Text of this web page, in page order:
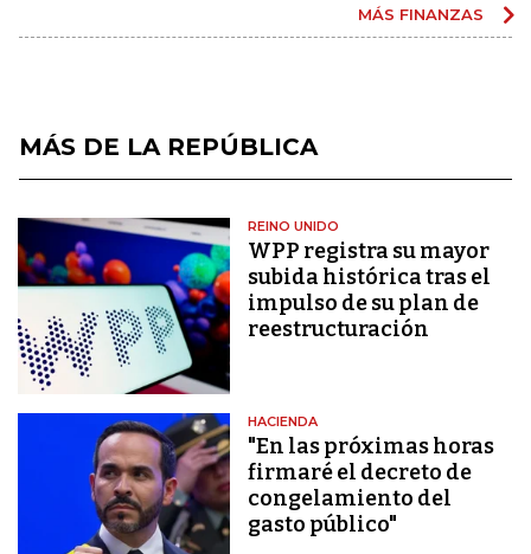
MÁS FINANZAS
MÁS DE LA REPÚBLICA
REINO UNIDO
WPP registra su mayor
subida histórica tras el
impulso de su plan de
reestructuración
HACIENDA
"En las próximas horas
firmaré el decreto de
congelamiento del
gasto público"